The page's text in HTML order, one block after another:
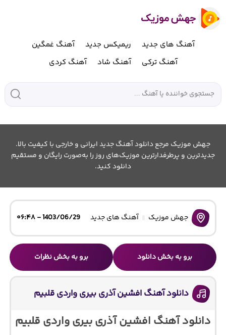
آهنگ های جدید ریمیکس جدید
آهنگ غمگین
آهنگ ترکی
آهنگ شاد آهنگ کردی
جهش موزیک مرجع دانلود آهنگ جدید ایرانی و خارجی با کیفیت بالا.
جدیدترین و پرطرفدارترین موزیک‌های روز را به‌صورت رایگان و مستقیم
دانلود کنید.
جهش موزیک آهنگ های جدید 1403/06/29 - ۰۶:۴۸
برو به بخش دانلود برو به بخش نظرات
دانلود آهنگ افشین آذری بیری واردی قلبیم
دانلود آهنگ افشین آذری بیری واردی قلبیم